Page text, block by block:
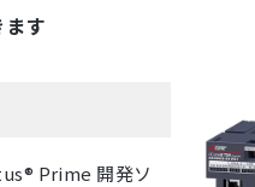
す
Prime 開発ソ